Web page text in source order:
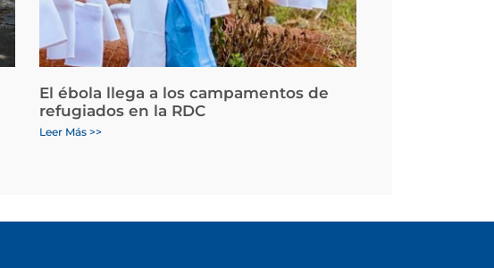
El ébola llega a los campamentos de
refugiados en la RDC
Leer Más >>